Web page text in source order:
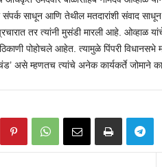
संपर्क साधून आणि तेथील मतदारांशी संवाद
तर त्यांनी मुसंडी मारली आहे. ओव्हाळ
पोहोचले आहेत. त्यामुळे पिंपरी
असे म्हणतच त्यांचे अनेक कार्यकर्ते जोमाने